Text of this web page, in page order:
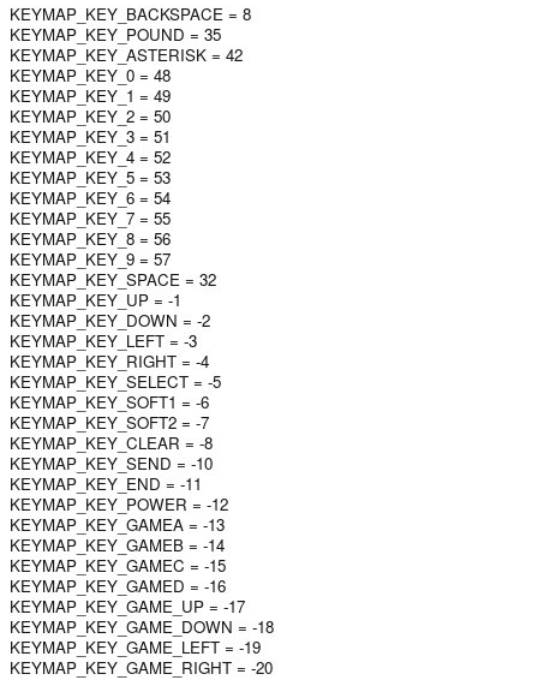
KEYMAP_KEY_BACKSPACE = 8
KEYMAP_KEY_POUND = 35
KEYMAP_KEY_ASTERISK = 42
KEYMAP_KEY_0 = 48
KEYMAP_KEY_1 = 49
KEYMAP_KEY_2 = 50
KEYMAP_KEY_3 = 51
KEYMAP_KEY_4 = 52
KEYMAP_KEY_5 = 53
KEYMAP_KEY_6 = 54
KEYMAP_KEY_7 = 55
KEYMAP_KEY_8 = 56
KEYMAP_KEY_9 = 57
KEYMAP_KEY_SPACE = 32
KEYMAP_KEY_UP = -1
KEYMAP_KEY_DOWN = -2
KEYMAP_KEY_LEFT = -3
KEYMAP_KEY_RIGHT = -4
KEYMAP_KEY_SELECT = -5
KEYMAP_KEY_SOFT1 = -6
KEYMAP_KEY_SOFT2 = -7
KEYMAP_KEY_CLEAR = -8
KEYMAP_KEY_SEND = -10
KEYMAP_KEY_END = -11
KEYMAP_KEY_POWER = -12
KEYMAP_KEY_GAMEA = -13
KEYMAP_KEY_GAMEB = -14
KEYMAP_KEY_GAMEC = -15
KEYMAP_KEY_GAMED = -16
KEYMAP_KEY_GAME_UP = -17
KEYMAP_KEY_GAME_DOWN = -18
KEYMAP_KEY_GAME_LEFT = -19
KEYMAP_KEY_GAME_RIGHT = -20